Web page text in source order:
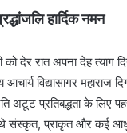
हार्दिक नमन
देर रात अपना देह त्याग
विद्यासागर महाराज
अटूट प्रतिबद्धता के लिए
थे संस्कृत, प्राकृत और कई